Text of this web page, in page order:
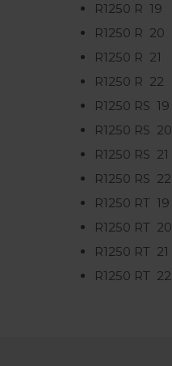
R1250 R 19
R1250 R 20
R1250 R 21
R1250 R 22
R1250 RS 19
R1250 RS 20
R1250 RS 21
R1250 RS 22
R1250 RT 19
R1250 RT 20
R1250 RT 21
R1250 RT 22